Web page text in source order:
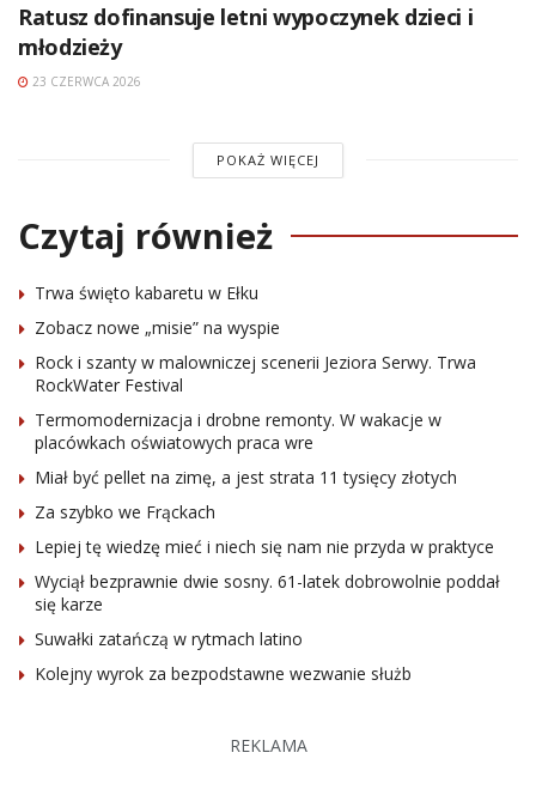
Ratusz dofinansuje letni wypoczynek dzieci i
młodzieży
23 CZERWCA 2026
POKAŻ WIĘCEJ
Czytaj również
Trwa święto kabaretu w Ełku
Zobacz nowe „misie” na wyspie
Rock i szanty w malowniczej scenerii Jeziora Serwy. Trwa
RockWater Festival
Termomodernizacja i drobne remonty. W wakacje w
placówkach oświatowych praca wre
Miał być pellet na zimę, a jest strata 11 tysięcy złotych
Za szybko we Frąckach
Lepiej tę wiedzę mieć i niech się nam nie przyda w praktyce
Wyciął bezprawnie dwie sosny. 61-latek dobrowolnie poddał
się karze
Suwałki zatańczą w rytmach latino
Kolejny wyrok za bezpodstawne wezwanie służb
REKLAMA